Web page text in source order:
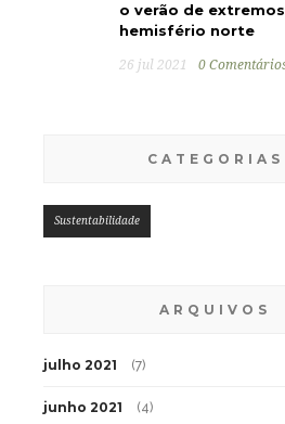
o verão de
hemisfério norte
26 jul 2021 0
CATEGORIAS
Sustentabilidade
ARQUIVOS
julho 2021 (7)
junho 2021 (4)